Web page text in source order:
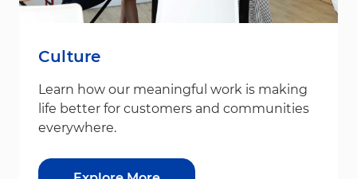
Culture
Learn how our meaningful work is making
life better for customers and communities
everywhere.